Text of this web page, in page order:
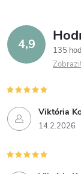
4,9
135
Viktória
14.2.2026